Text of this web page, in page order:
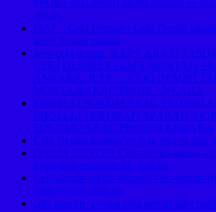
ankara
FIAT – Çeki Demiri↵ Çeki Demiri takma
proje firması ankara
Jeep çeki demiri, JEEP + ARAZİ
ÇEKİ DEMİRİ TAKMA MONTAJI/
ANKARA, JEEP ⇔ ÇEKİ DEMİRİ
MONTAJI/ARAÇ PROJE ANKARA
ENGELLİ SÖKÜM ARAÇ PROJESİ
ENGELLİ TERTİBATI APARATI
SÖKÜMÜ ARAÇ PROJESİ ANKARA
Çeki Demiri montajı ve araç projesi usta
DACİA DUSTER Ceki-demiri-takma-
fiyati-usta-muhendislik-Ankara-
Ceki-demiri-takma-montaji-ceki-demiri-
muhendislik-Ankara-
çeki demiri↵avrupa çeki demiri lider